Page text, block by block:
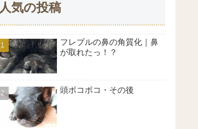
人気の投稿
フレブルの鼻の角質化｜鼻
が取れたっ！？
頭ボコボコ・その後